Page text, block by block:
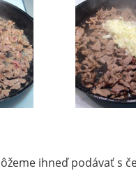
ihneď podávať s